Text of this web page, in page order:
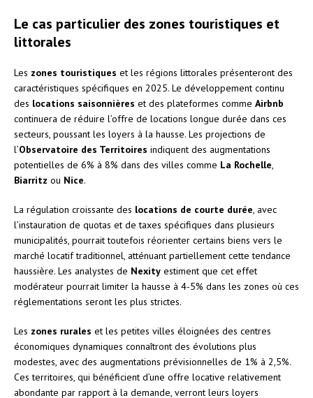
Le cas particulier des zones touristiques et
littorales
Les zones touristiques et les régions littorales présenteront des
caractéristiques spécifiques en 2025. Le développement continu
des locations saisonnières et des plateformes comme Airbnb
continuera de réduire l’offre de locations longue durée dans ces
secteurs, poussant les loyers à la hausse. Les projections de
l’Observatoire des Territoires indiquent des augmentations
potentielles de 6% à 8% dans des villes comme La Rochelle
Biarritz ou Nice.
La régulation croissante des locations de courte durée , avec
l’instauration de quotas et de taxes spécifiques dans plusieurs
municipalités, pourrait toutefois réorienter certains biens vers le
marché locatif traditionnel, atténuant partiellement cette tendance
haussière. Les analystes de Nexity estiment que cet effet
modérateur pourrait limiter la hausse à 4-5% dans les zones où ces
réglementations seront les plus strictes.
Les zones rurales et les petites villes éloignées des centres
économiques dynamiques connaîtront des évolutions plus
modestes, avec des augmentations prévisionnelles de 1% à 2,5%.
Ces territoires, qui bénéficient d’une offre locative relativement
abondante par rapport à la demande, verront leurs loyers